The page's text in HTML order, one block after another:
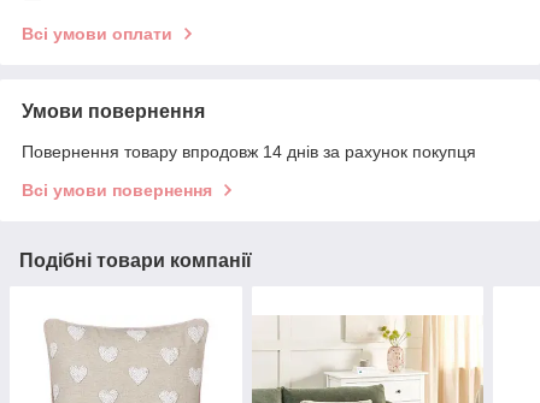
Всі умови оплати
Умови повернення
Повернення товару впродовж 14 днів за рахунок покупця
Всі умови повернення
Подібні товари компанії